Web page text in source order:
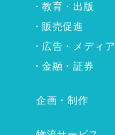
教育・出版
販売促進
広告・メディア
金融・証券
企画・制作